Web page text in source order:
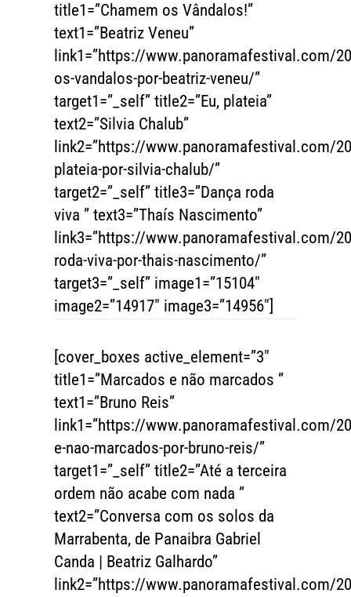
title1=”Chamem os Vândalos!”
text1=”Beatriz Veneu”
link1=”https://www.panoramafestival.com/
os-vandalos-por-beatriz-veneu/”
target1=”_self” title2=”Eu, plateia”
text2=”Silvia Chalub”
link2=”https://www.panoramafestival.com/
plateia-por-silvia-chalub/”
target2=”_self” title3=”Dança roda
viva ” text3=”Thaís Nascimento”
link3=”https://www.panoramafestival.com/
roda-viva-por-thais-nascimento/”
target3=”_self” image1=”15104″
image2=”14917″ image3=”14956″]
[cover_boxes active_element=”3″
title1=”Marcados e não marcados ”
text1=”Bruno Reis”
link1=”https://www.panoramafestival.com/
e-nao-marcados-por-bruno-reis/”
target1=”_self” title2=”Até a terceira
ordem não acabe com nada ”
text2=”Conversa com os solos da
Marrabenta, de Panaibra Gabriel
Canda | Beatriz Galhardo”
link2=”https://www.panoramafestival.com/